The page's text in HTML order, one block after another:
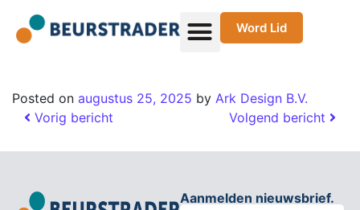
Word Lid
Posted on augustus 25, 2025 by Ark Design B.V.
Vorig bericht
Volgend bericht
Aanmelden nieuwsbrief.